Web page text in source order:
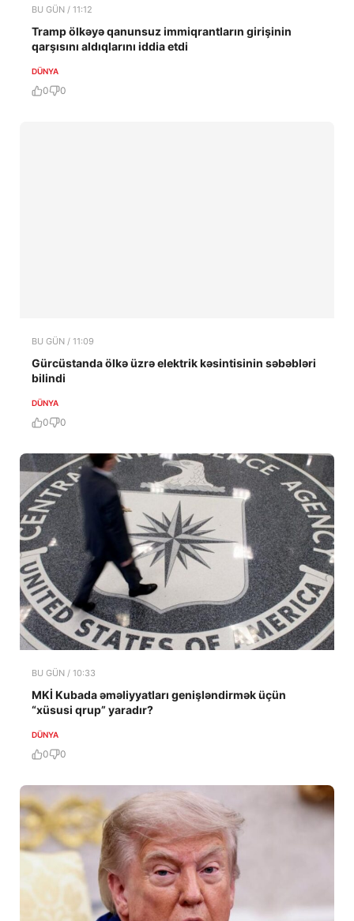
BU GÜN / 11:12
Tramp ölkəyə qanunsuz immiqrantların girişinin
qarşısını aldıqlarını iddia etdi
DÜNYA
0 0
BU GÜN / 11:09
Gürcüstanda ölkə üzrə elektrik kəsintisinin səbəbləri
bilindi
DÜNYA
0 0
BU GÜN / 10:33
MKİ Kubada əməliyyatları genişləndirmək üçün
“xüsusi qrup” yaradır?
DÜNYA
0 0